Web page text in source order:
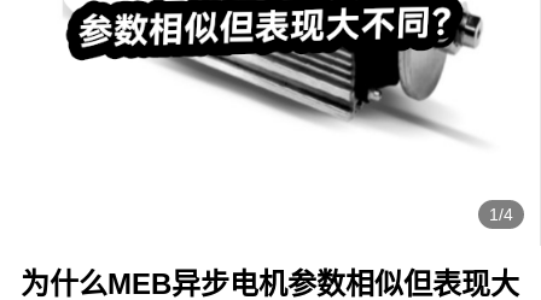
1/4
为什么MEB异步电机参数相似但表现大